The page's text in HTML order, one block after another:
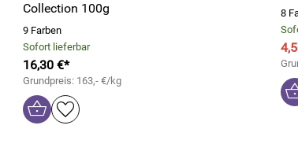
Collection 100g
9 Farben
Sofort lieferbar
16,30 €*
Grundpreis: 163,- €/kg
8